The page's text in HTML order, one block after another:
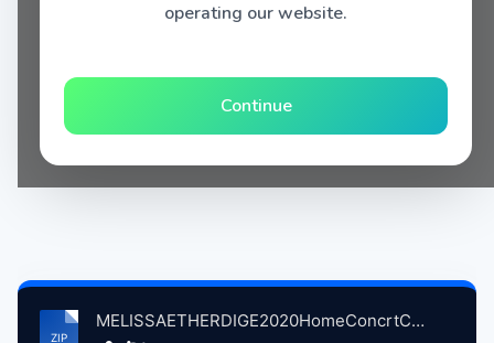
operating our website.
Continue
MELISSAETHERDIGE2020HomeConcrtCovrsVolum2LsAnglesCA, 4-15-2020 to 4-22-2020 MsicOnly atse.zip